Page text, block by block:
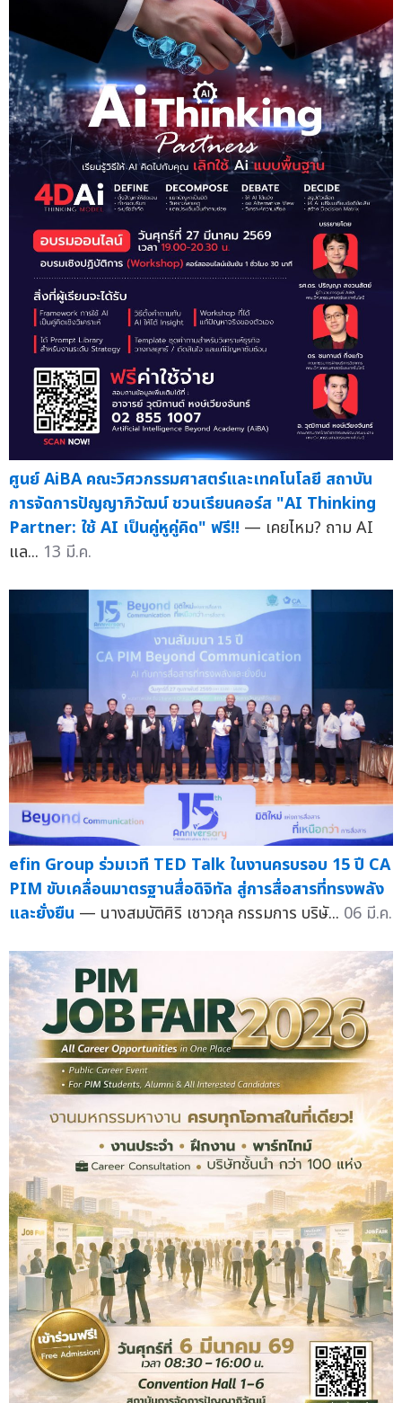
ศูนย์ AiBA คณะวิศวกรรมศาสตร์และเทคโนโลยี สถาบัน
การจัดการปัญญาภิวัฒน์ ชวนเรียนคอร์ส "AI Thinking
Partner: ใช้ AI เป็นคู่หูคู่คิด" ฟรี!! — เคยไหม? ถาม AI
แล... 13 มี.ค.
efin Group ร่วมเวที TED Talk ในงานครบรอบ 15 ปี CA
PIM ขับเคลื่อนมาตรฐานสื่อดิจิทัล สู่การสื่อสารที่ทรงพลัง
และยั่งยืน — นางสมบัติศิริ เชาวกุล กรรมการ บริษั... 06 มี.ค.